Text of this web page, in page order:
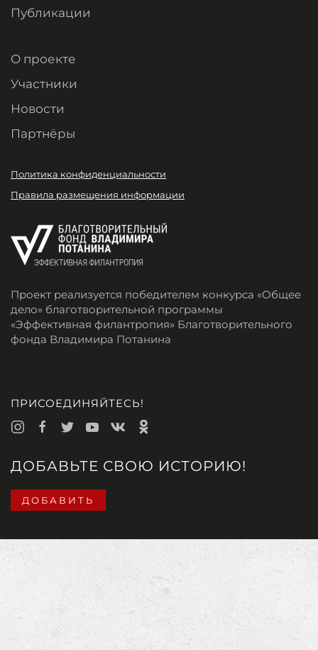
Публикации
О проекте
Участники
Новости
Партнёры
Политика конфиденциальности
Правила размещения информации
Проект реализуется победителем конкурса «Общее
дело» благотворительной программы
«Эффективная филантропия» Благотворительного
фонда Владимира Потанина
ПРИСОЕДИНЯЙТЕСЬ!
ДОБАВЬТЕ СВОЮ ИСТОРИЮ!
ДОБАВИТЬ